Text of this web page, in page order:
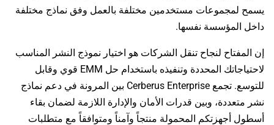
يسمح لمجموعات مستخدمين مختلفة بالعمل وفق نماذج مختلفة
داخل المؤسسة نفسها.
إن المفتاح لنجاح تنقل الشركات هو اختيار نموذج النشر المناسب
لاحتياجاتك المحددة وتنفيذه باستخدام حل EMM قوي وقابل
للتوسع. تجمع Cerberus Enterprise بين المرونة في دعم نماذج
نشر متعددة، وبين قدرات الأمان والإدارة اللازمة لضمان بقاء
أسطول أجهزتكم المحمولة منتجاً وآمناً ومتوافقاً مع متطلبات